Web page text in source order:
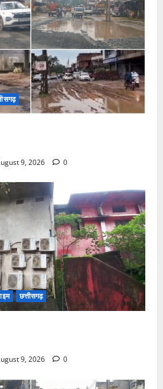
9, 2026 0
छत्तीसगढ़
9, 2026 0